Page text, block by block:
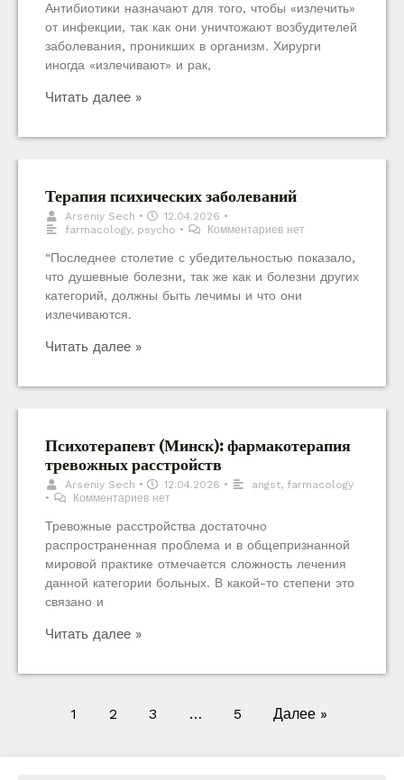
Антибиотики назначают для того, чтобы «излечить»
от инфекции, так как они уничтожают возбудителей
заболевания, проникших в организм. Хирурги
иногда «излечивают» и рак,
Читать далее »
Терапия психических заболеваний
Arseniy Sech • 12.04.2026 •
farmacology, psycho • Комментариев нет
“Последнее столетие с убедительностью показало,
что душевные болезни, так же как и болезни других
категорий, должны быть лечимы и что они
излечиваются.
Читать далее »
Психотерапевт (Минск): фармакотерапия
тревожных расстройств
Arseniy Sech • 12.04.2026 • angst, farmacology
•
Комментариев нет
Тревожные расстройства достаточно
распространенная проблема и в общепризнанной
мировой практике отмечается сложность лечения
данной категории больных. В какой-то степени это
связано и
Читать далее »
1 2 3 … 5 Далее »